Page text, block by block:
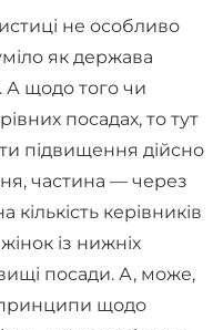
не особливо
як держава
А щодо того чи
посадах, то тут
підвищення дійсно
частина — через
керівників
із нижніх
посади. А, може,
принципи щодо